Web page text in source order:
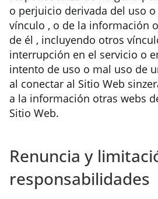
o perjuicio derivada del uso
vínculo , o de la información
de él , incluyendo otros
interrupción en el servicio o
intento de uso o mal uso de
al conectar al Sitio Web
a la información otras webs
Sitio Web.
Renuncia y
responsabilidades